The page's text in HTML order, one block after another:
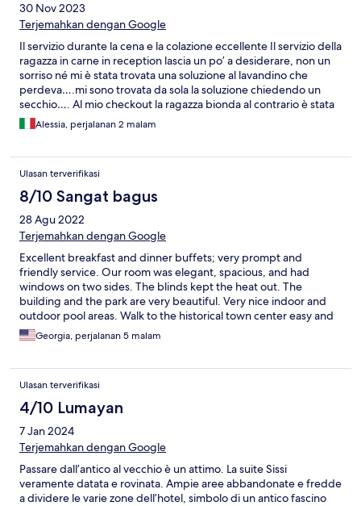
30 Nov 2023
Terjemahkan dengan Google
Il servizio durante la cena e la colazione eccellente Il servizio della
ragazza in carne in reception lascia un po’ a desiderare, non un
sorriso né mi è stata trovata una soluzione al lavandino che
perdeva….mi sono trovata da sola la soluzione chiedendo un
secchio…. Al mio checkout la ragazza bionda al contrario è stata
veloce, disponibile, sorridente e gentile.
Alessia, perjalanan 2 malam
Ulasan terverifikasi
8/10 Sangat bagus
28 Agu 2022
Terjemahkan dengan Google
Excellent breakfast and dinner buffets; very prompt and
friendly service. Our room was elegant, spacious, and had
windows on two sides. The blinds kept the heat out. The
building and the park are very beautiful. Very nice indoor and
outdoor pool areas. Walk to the historical town center easy and
scenic through the park. Tv remote was slow, hardly any
international channels. Shower temperature was difficult to set.
Georgia, perjalanan 5 malam
Ulasan terverifikasi
4/10 Lumayan
7 Jan 2024
Terjemahkan dengan Google
Passare dall’antico al vecchio è un attimo. La suite Sissi
veramente datata e rovinata. Ampie aree abbandonate e fredde
a dividere le varie zone dell’hotel, simbolo di un antico fascino